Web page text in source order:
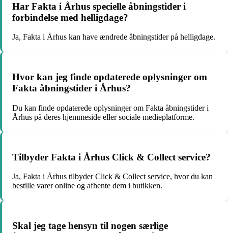
Har Fakta i Århus specielle åbningstider i
forbindelse med helligdage?
Ja, Fakta i Århus kan have ændrede åbningstider på helligdage.
Hvor kan jeg finde opdaterede oplysninger om
Fakta åbningstider i Århus?
Du kan finde opdaterede oplysninger om Fakta åbningstider i
Århus på deres hjemmeside eller sociale medieplatforme.
Tilbyder Fakta i Århus Click & Collect service?
Ja, Fakta i Århus tilbyder Click & Collect service, hvor du kan
bestille varer online og afhente dem i butikken.
Skal jeg tage hensyn til nogen særlige